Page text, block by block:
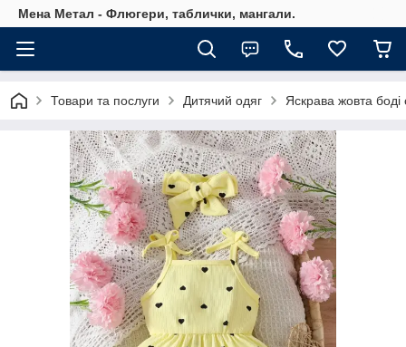
Мена Метал - Флюгери, таблички, мангали.
Товари та послуги Дитячий одяг Яскрава жовта боді